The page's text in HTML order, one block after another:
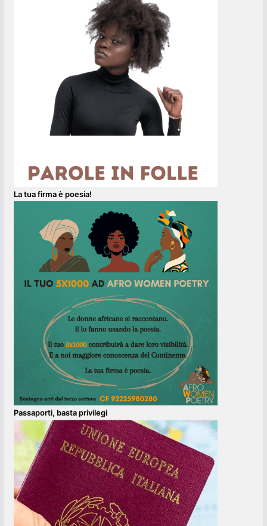
La tua firma è poesia!
Passaporti, basta privilegi